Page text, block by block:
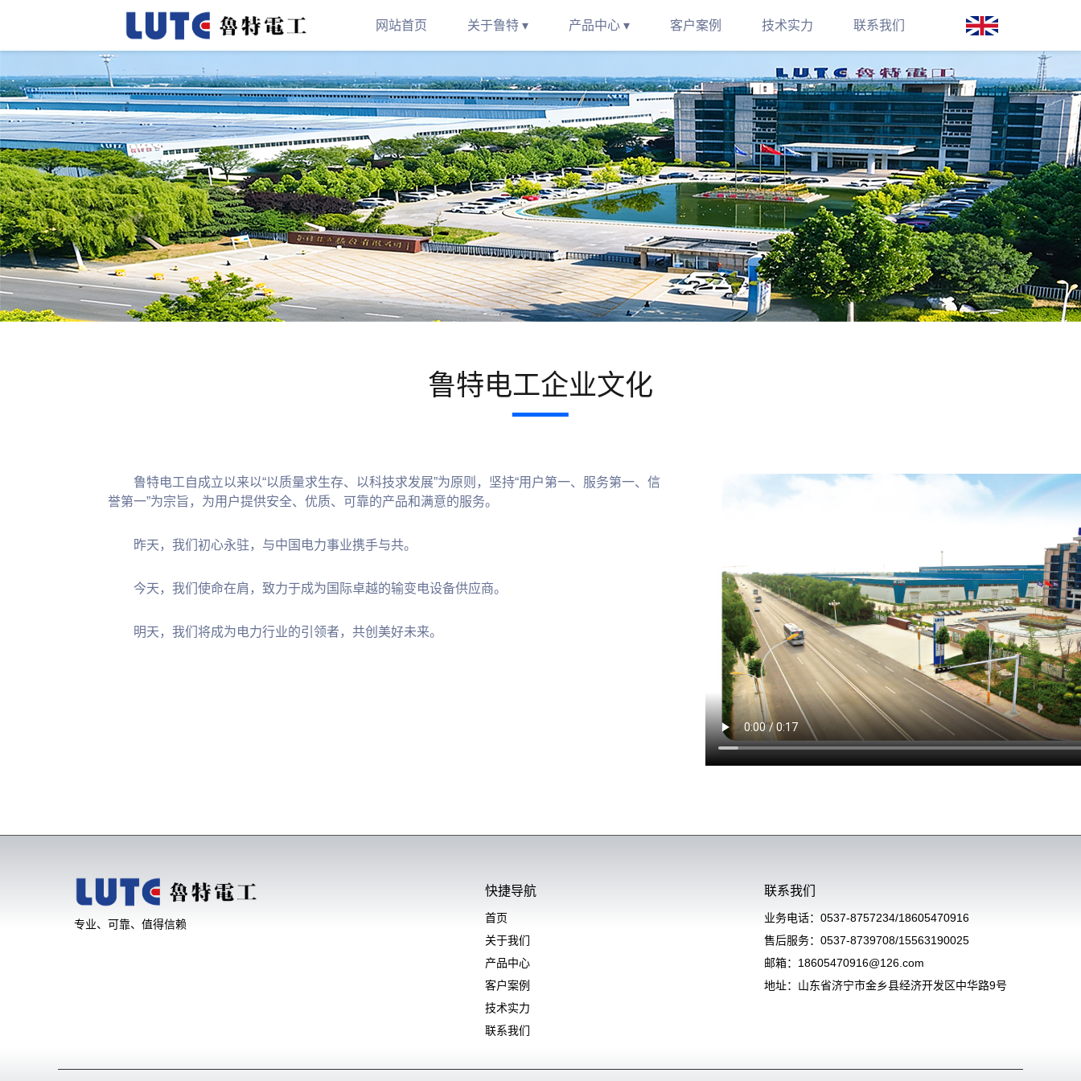
网站首页 关于鲁特 ▾ 产品中心 ▾ 客户案例 技术实力 联系我们
鲁特电工企业文化
鲁特电工自成立以来以“以质量求生存、以科技求发展”为原则，坚持“用户第一、服务第一、信
誉第一”为宗旨，为用户提供安全、优质、可靠的产品和满意的服务。
昨天，我们初心永驻，与中国电力事业携手与共。
今天，我们使命在肩，致力于成为国际卓越的输变电设备供应商。
明天，我们将成为电力行业的引领者，共创美好未来。
专业、可靠、值得信赖
快捷导航
首页
关于我们
产品中心
客户案例
技术实力
联系我们
联系我们
业务电话：0537-8757234/18605470916
售后服务：0537-8739708/15563190025
邮箱：18605470916@126.com
地址：山东省济宁市金乡县经济开发区中华路9号